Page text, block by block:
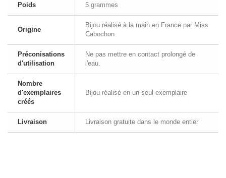
Poids 5 grammes
Origine
Bijou réalisé à la main en France par Miss
Cabochon
Préconisations
d'utilisation
Ne pas mettre en contact prolongé de
l'eau.
Nombre
d'exemplaires
créés
Bijou réalisé en un seul exemplaire
Livraison Livraison gratuite dans le monde entier